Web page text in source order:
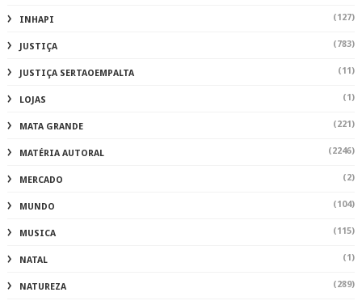
INHAPI (127)
JUSTIÇA (783)
JUSTIÇA SERTAOEMPALTA (11)
LOJAS (1)
MATA GRANDE (221)
MATÉRIA AUTORAL (2246)
MERCADO (2)
MUNDO (104)
MUSICA (115)
NATAL (1)
NATUREZA (289)